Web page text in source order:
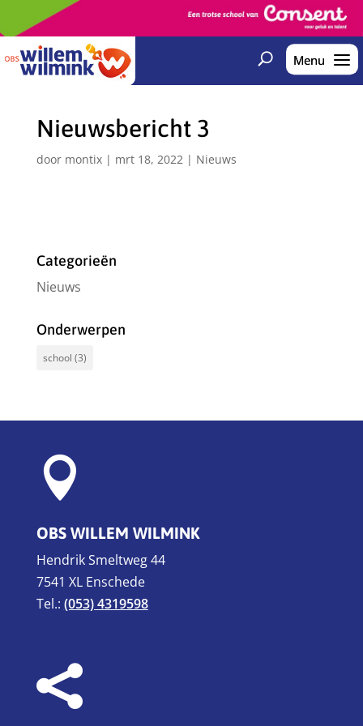
Nieuwsbericht 3
door montix| mrt 18, 2022| Nieuws
Categorieën
Nieuws
Onderwerpen
school (3)

OBS WILLEM WILMINK
Hendrik Smeltweg 44
7541 XL Enschede
Tel.: (053) 4319598
